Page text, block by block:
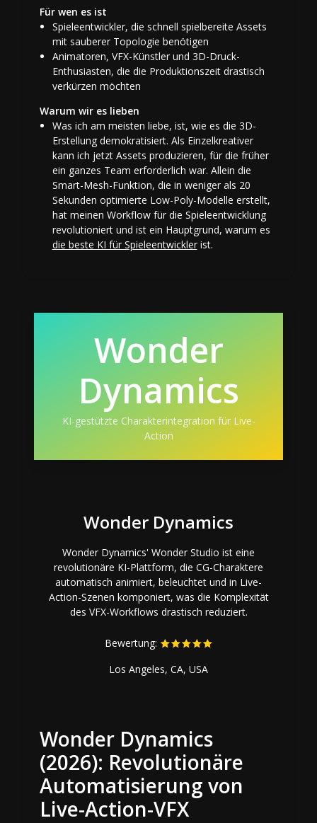
Für wen es ist
Spieleentwickler, die schnell spielbereite Assets
mit sauberer Topologie benötigen
Animatoren, VFX-Künstler und 3D-Druck-
Enthusiasten, die die Produktionszeit drastisch
verkürzen möchten
Warum wir es lieben
Was ich am meisten liebe, ist, wie es die 3D-
Erstellung demokratisiert. Als Einzelkreativer
kann ich jetzt Assets produzieren, für die früher
ein ganzes Team erforderlich war. Allein die
Smart-Mesh-Funktion, die in weniger als 20
Sekunden optimierte Low-Poly-Modelle erstellt,
hat meinen Workflow für die Spieleentwicklung
revolutioniert und ist ein Hauptgrund, warum es
die beste KI für Spieleentwicklerist.
Wonder
Dynamics
KI-gestützte Charakterintegration für Live-
Action
Wonder Dynamics
Wonder Dynamics' Wonder Studio ist eine
revolutionäre KI-Plattform, die CG-Charaktere
automatisch animiert, beleuchtet und in Live-
Action-Szenen komponiert, was die Komplexität
des VFX-Workflows drastisch reduziert.
Bewertung:
Los Angeles, CA, USA
Wonder Dynamics
(2026): Revolutionäre
Automatisierung von
Live-Action-VFX